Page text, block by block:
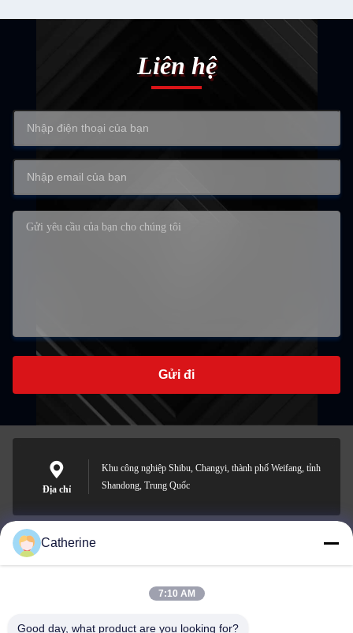
Liên hệ
Gửi đi
Địa chỉ
Khu công nghiệp Shibu, Changyi, thành phố Weifang, tỉnh
Shandong, Trung Quốc
padraic@huayumachine.cn
Catherine
7:10 AM
Good day, what product are you looking for?